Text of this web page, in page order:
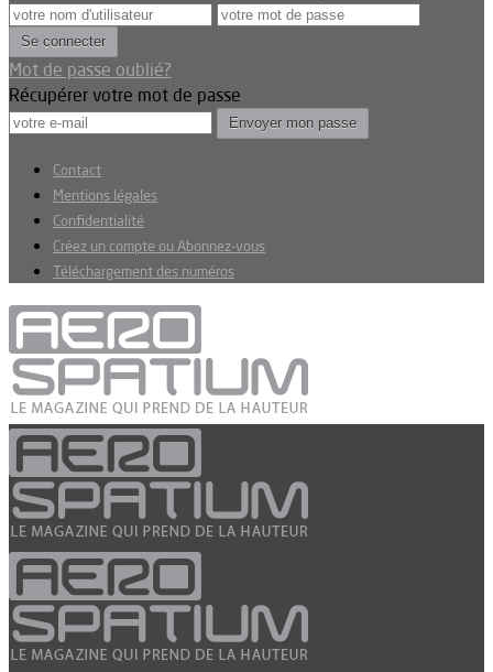
Mot de passe oublié?
Récupérer votre mot de passe
Contact
Mentions légales
Confidentialité
Créez un compte ou Abonnez-vous
Téléchargement des numéros